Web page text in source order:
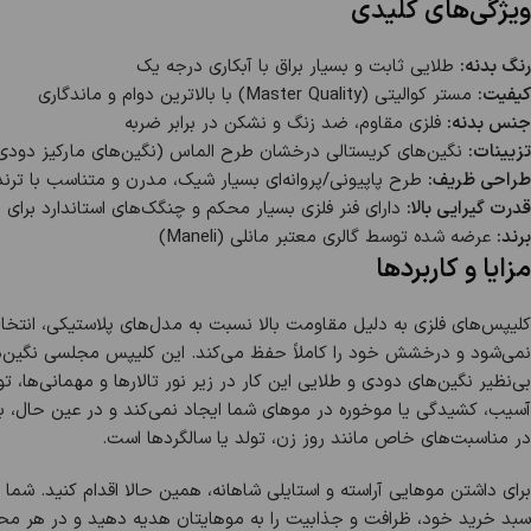
ویژگی‌های کلیدی
رنگ بدنه: طلایی ثابت و بسیار براق با آبکاری درجه یک
کیفیت: مستر کوالیتی (Master Quality) با بالاترین دوام و ماندگاری
جنس بدنه: فلزی مقاوم، ضد زنگ و نشکن در برابر ضربه
تزیینات: نگین‌های کریستالی درخشان طرح الماس (نگین‌های مارکیز
طراحی ظریف: طرح پاپیونی/پروانه‌ای بسیار شیک، مدرن و متناسب با
قدرت گیرایی بالا: دارای فنر فلزی بسیار محکم و چنگک‌های استاندارد
برند: عرضه شده توسط گالری معتبر مانلی (Maneli)
مزایا و کاربردها
کلیپس‌های فلزی به دلیل مقاومت بالا نسبت به مدل‌های پلاستیکی،
نمی‌شود و درخشش خود را کاملاً حفظ می‌کند. این کلیپس مجلسی
بی‌نظیر نگین‌های دودی و طلایی این کار در زیر نور تالارها و
آسیب، کشیدگی یا موخوره در موهای شما ایجاد نمی‌کند و در عین
در مناسبت‌های خاص مانند روز زن، تولد یا سالگردها است.
برای داشتن موهایی آراسته و استایلی شاهانه، همین حالا اقدام کنید.
سبد خرید خود، ظرافت و جذابیت را به موهایتان هدیه دهید و در